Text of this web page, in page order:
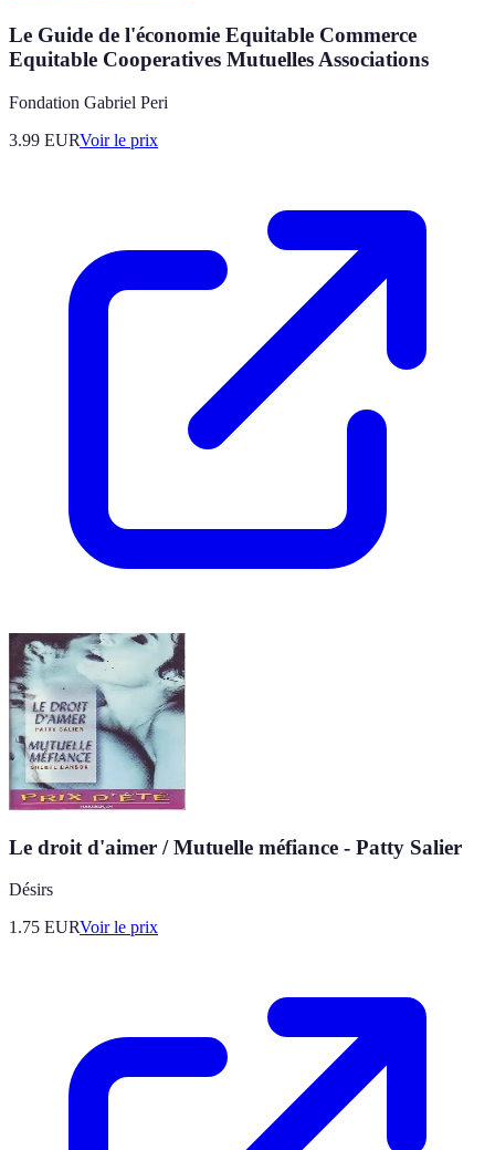
Le Guide de l'économie Equitable Commerce
Equitable Cooperatives Mutuelles Associations
Fondation Gabriel Peri
3.99 EURVoir le prix
Le droit d'aimer / Mutuelle méfiance - Patty Salier
Désirs
1.75 EURVoir le prix